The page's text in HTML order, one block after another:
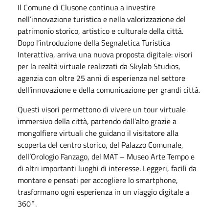
Il Comune di Clusone continua a investire
nell’innovazione turistica e nella valorizzazione del
patrimonio storico, artistico e culturale della città.
Dopo l’introduzione della Segnaletica Turistica
Interattiva, arriva una nuova proposta digitale: visori
per la realtà virtuale realizzati da Skylab Studios,
agenzia con oltre 25 anni di esperienza nel settore
dell’innovazione e della comunicazione per grandi città.
Questi visori permettono di vivere un tour virtuale
immersivo della città, partendo dall’alto grazie a
mongolfiere virtuali che guidano il visitatore alla
scoperta del centro storico, del Palazzo Comunale,
dell’Orologio Fanzago, del MAT – Museo Arte Tempo e
di altri importanti luoghi di interesse. Leggeri, facili da
montare e pensati per accogliere lo smartphone,
trasformano ogni esperienza in un viaggio digitale a
360°.